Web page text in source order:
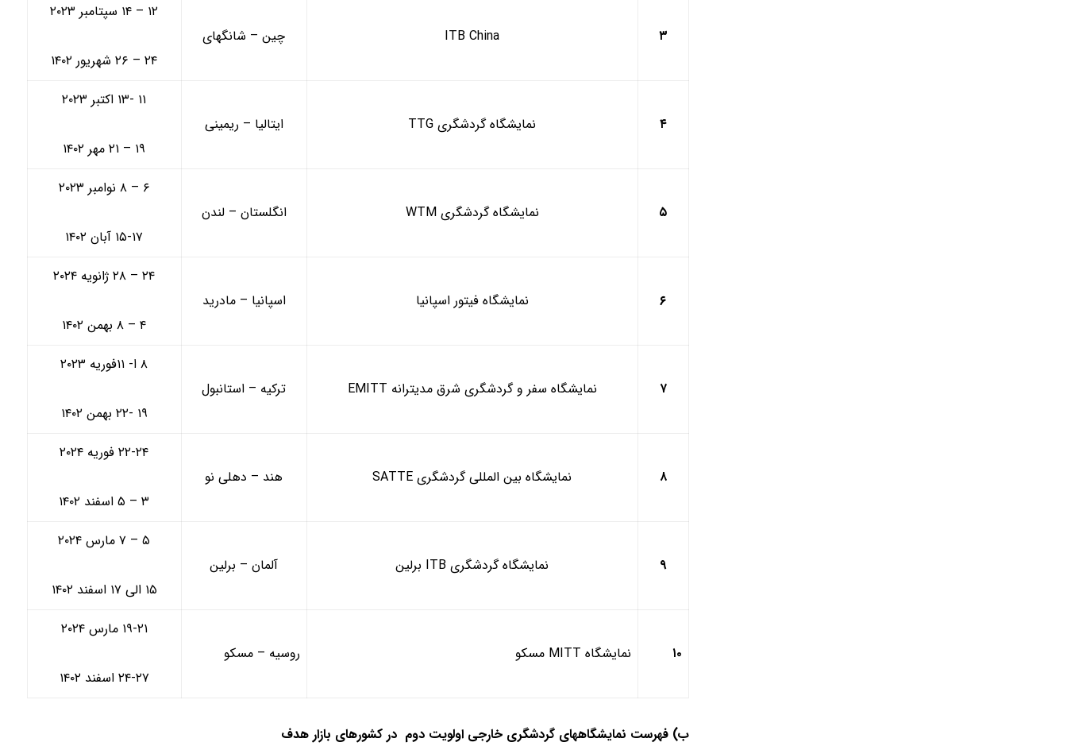
۳ ITB China چین – شانگهای
۱۲ – ۱۴ سپتامبر ۲۰۲۳
۲۴ – ۲۶ شهریور ۱۴۰۲
۴ نمایشگاه گردشگری TTG ایتالیا – ریمینی
۱۱ -۱۳ اکتبر ۲۰۲۳
۱۹ – ۲۱ مهر ۱۴۰۲
۵ نمایشگاه گردشگریWTM انگلستان – لندن
۶ – ۸ نوامبر ۲۰۲۳
۱۵-۱۷ آبان ۱۴۰۲
۶ نمایشگاه فیتور اسپانیا اسپانیا – مادرید
۲۴ – ۲۸ ژانویه ۲۰۲۴
۴ – ۸ بهمن ۱۴۰۲
۷ نمایشگاه سفر و گردشگری شرق مدیترانه EMITT ترکیه – استانبول
۸ ا- ۱۱فوریه ۲۰۲۳
۱۹ -۲۲ بهمن ۱۴۰۲
۸ نمایشگاه بین المللی گردشگری SATTE هند – دهلی نو
۲۲-۲۴ فوریه ۲۰۲۴
۳ – ۵ اسفند ۱۴۰۲
۹ نمایشگاه گردشگری ITB برلین آلمان – برلین
۵ – ۷ مارس ۲۰۲۴
۱۵ الی ۱۷ اسفند ۱۴۰۲
۱۰ نمایشگاه MITT مسکو روسیه – مسکو
۱۹-۲۱ مارس ۲۰۲۴
۲۴-۲۷ اسفند ۱۴۰۲
ب) فهرست نمایشگاههای گردشگری خارجی اولویت دوم در کشورهای بازار هدف